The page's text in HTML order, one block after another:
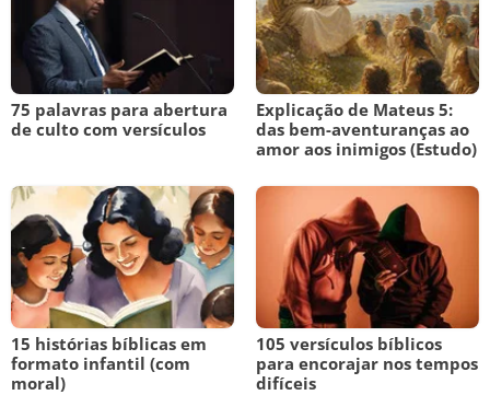
75 palavras para abertura
de culto com versículos
Explicação de Mateus 5:
das bem-aventuranças ao
amor aos inimigos (Estudo)
15 histórias bíblicas em
formato infantil (com
moral)
105 versículos bíblicos
para encorajar nos tempos
difíceis